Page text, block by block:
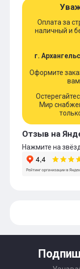
Оплата за
наличный и
г.
Оформите
Мир
Отзыв на
Нажмите на